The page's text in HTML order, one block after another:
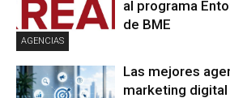
AGENCIAS
al programa
de BME
Las mejores
marketing digital